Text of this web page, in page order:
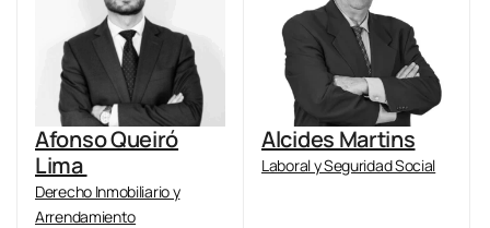
Afonso Queiró
Lima
Derecho Inmobiliario y
Arrendamiento
Alcides Martins
Laboral y Seguridad Social